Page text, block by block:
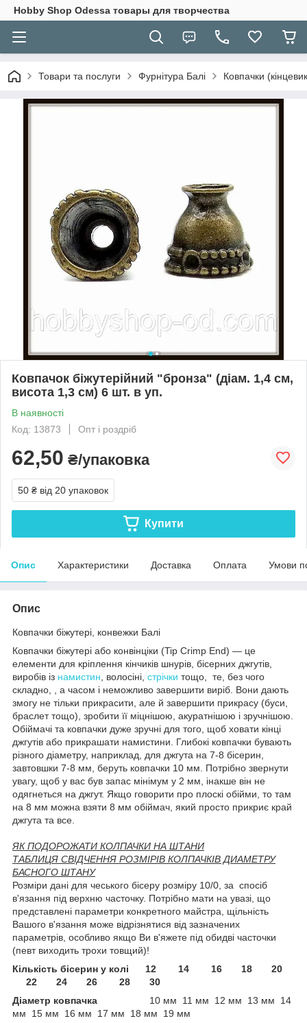
Hobbу Shop Odessa товары для творчества
Товари та послуги Фурнітура Балі Ковпачки
Ковпачок біжутерійний "бронза" (діам. 1,4 см,
висота 1,3 см) 6 шт. в уп.
В наявності
Код: 13873
Опт і роздріб
62,50 ₴/упаковка
50 ₴ від 20 упаковок
Купити
Опис Характеристики Доставка Оплата Умови
Опис
Ковпачки біжутері, конвежки Балі
Ковпачки біжутері або конвінціки (Tip Crimp End) — це
елементи для кріплення кінчиків шнурів, бісерних джгутів,
виробів із намистин , волосіні, стрічки тощо, те, без чого
складно, , а часом і неможливо завершити виріб. Вони дають
змогу не тільки прикрасити, але й завершити прикрасу (буси,
браслет тощо), зробити її міцнішою, акуратнішою і зручнішою.
Обіймачі та ковпачки дуже зручні для того, щоб ховати кінці
джгутів або прикрашати намистини. Глибокі ковпачки бувають
різного діаметру, наприклад, для джгута на 7-8 бісерин,
завтовшки 7-8 мм, беруть ковпачки 10 мм. Потрібно звернути
увагу, щоб у вас був запас мінімум у 2 мм, інакше він не
одягнеться на джгут. Якщо говорити про плоскі обійми, то там
на 8 мм можна взяти 8 мм обіймач, який просто прикриє край
джгута та все.
ЯК ПОДОРОЖАТИ КОЛПАЧКИ НА ШТАНИ
ТАБЛИЦЯ СВІДЧЕННЯ РОЗМІРІВ КОЛПАЧКІВ ДИАМЕТРУ
БАСНОГО ШТАНУ
Розміри дані для чеського бісеру розміру 10/0, за спосіб
в'язання під верхню часточку. Потрібно мати на увазі, що
представлені параметри конкретного майстра, щільність
Вашого в'язання може відрізнятися від зазначених
параметрів, особливо якщо Ви в'яжете під обидві часточки
(певт виходить трохи товщий)!
Кількість бісерин у колі 12 14 16 18 20
22 24 26 28 30
Діаметр ковпачка 10 мм 11 мм 12 мм 13 мм 14
мм 15 мм 16 мм 17 мм 18 мм 19 мм